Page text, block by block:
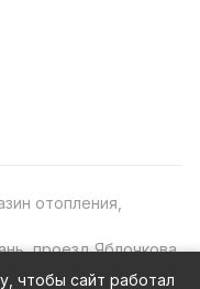
отопления,
проезд Яблочкова,
чтобы сайт работал